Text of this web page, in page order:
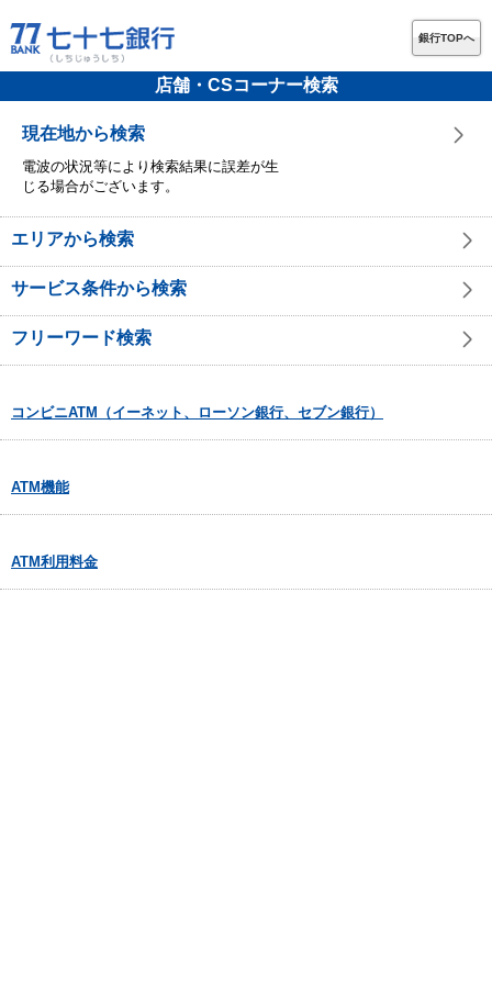
銀行TOPへ
店舗・CSコーナー検索
現在地から検索
電波の状況等により検索結果に誤差が生
じる場合がございます。
エリアから検索
サービス条件から検索
フリーワード検索
コンビニATM（イーネット、ローソン銀行、セブン銀行）
ATM機能
ATM利用料金